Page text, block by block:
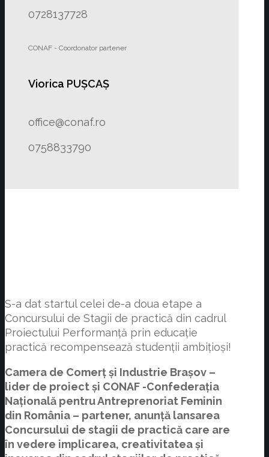
0728137728
CONAF - Coordonator partener
Viorica PUȘCAȘ
office@conaf.ro
0758833790
S-a dat startul celei de-a doua etape a
Concursului de Stagii de practică din cadrul
Proiectului Performanță prin educație
practică recompensează studenții ambițioși!
Camera de Comerț și Industrie Brașov –
lider de proiect și CONAF -Confederația
Națională pentru Antreprenoriat Feminin
din România – partener, anunță lansarea
Concursului de stagii de practică care are
în vedere implicarea, creativitatea și